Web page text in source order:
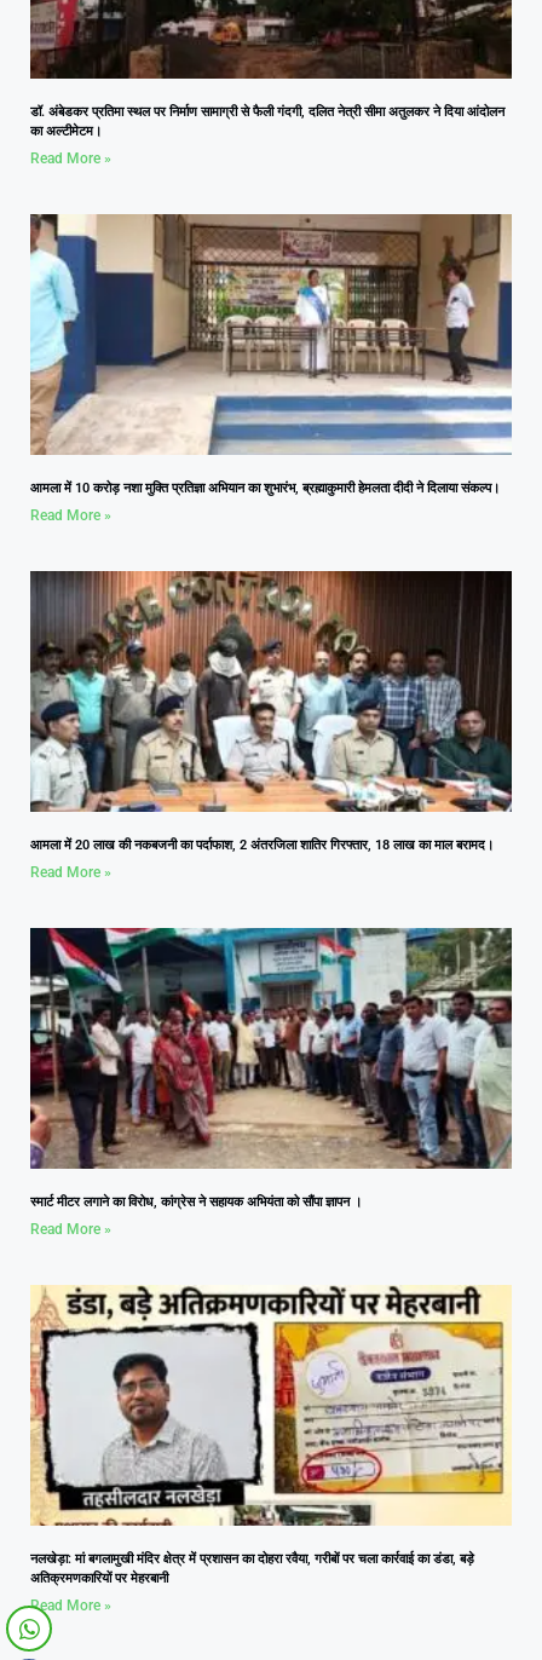
डॉ. अंबेडकर प्रतिमा स्थल पर निर्माण सामाग्री से फैली गंदगी, दलित नेत्री सीमा अतुलकर ने दिया आंदोलन
का अल्टीमेटम।
Read More »
आमला में 10 करोड़ नशा मुक्ति प्रतिज्ञा अभियान का शुभारंभ, ब्रह्माकुमारी हेमलता दीदी ने दिलाया संकल्प।
Read More »
आमला में 20 लाख की नकबजनी का पर्दाफाश, 2 अंतरजिला शातिर गिरफ्तार, 18 लाख का माल बरामद।
Read More »
स्मार्ट मीटर लगाने का विरोध, कांग्रेस ने सहायक अभियंता को सौंपा ज्ञापन ।
Read More »
नलखेड़ा: मां बगलामुखी मंदिर क्षेत्र में प्रशासन का दोहरा रवैया, गरीबों पर चला कार्रवाई का डंडा, बड़े
अतिक्रमणकारियों पर मेहरबानी
Read More »